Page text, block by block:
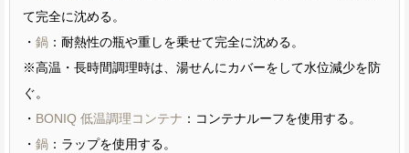
て完全に沈める。
・ 鍋 ：耐熱性の瓶や重しを乗せて完全に沈める。
※高温・長時間調理時は、湯せんにカバーをして水位減少を防
ぐ。
・ BONIQ 低温調理コンテナ ：コンテナルーフを使用する。
・ 鍋 ：ラップを使用する。